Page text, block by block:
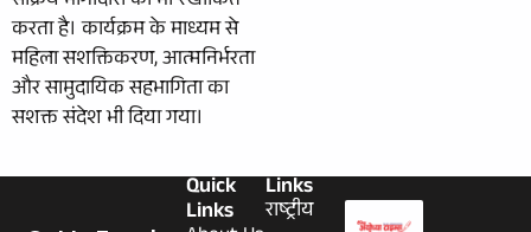
करता है। कार्यक्रम के माध्यम से
महिला सशक्तिकरण, आत्मनिर्भरता
और सामुदायिक सहभागिता का
सशक्त संदेश भी दिया गया।
Links
राष्ट्रीय
Quick
Links